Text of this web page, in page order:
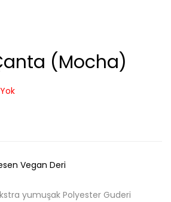
(Mocha)
Vegan Deri
yumuşak Polyester Guderi